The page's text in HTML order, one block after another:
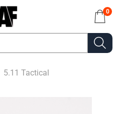
0
5.11 Tactical